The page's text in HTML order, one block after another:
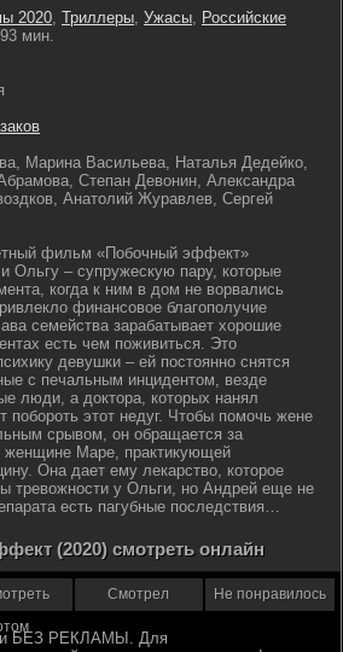
2020, Триллеры, Ужасы, Российские
93 мин.
Марина Васильева, Наталья Дедейко,
Степан Девонин, Александра
Анатолий Журавлев, Сергей
фильм «Побочный эффект»
Ольгу – супружескую пару, которые
когда к ним в дом не ворвались
финансовое благополучие
семейства зарабатывает хорошие
есть чем поживиться. Это
девушки – ей постоянно снятся
с печальным инцидентом, везде
люди, а доктора, которых нанял
этот недуг. Чтобы помочь жене
срывом, он обращается за
женщине Маре, практикующей
Она дает ему лекарство, которое
тревожности у Ольги, но Андрей еще не
есть пагубные последствия…
(2020) смотреть онлайн
Смотрел Не понравилось